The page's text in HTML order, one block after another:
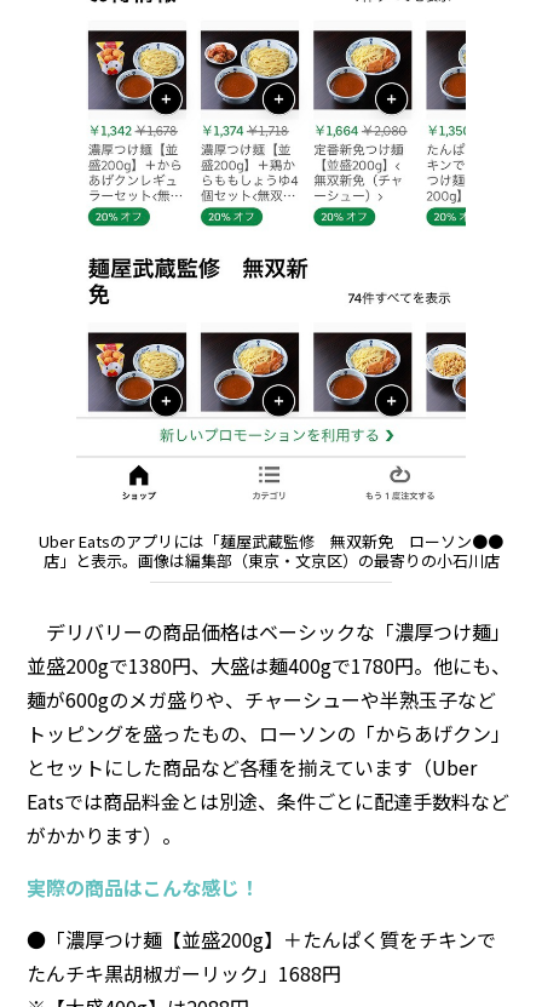
Uber Eatsのアプリには「麺屋武蔵監修 無双新免 ローソン●●
店」と表示。画像は編集部（東京・文京区）の最寄りの小石川店
デリバリーの商品価格はベーシックな「濃厚つけ麺」
並盛200gで1380円、大盛は麺400gで1780円。他にも、
麺が600gのメガ盛りや、チャーシューや半熟玉子など
トッピングを盛ったもの、ローソンの「からあげクン」
とセットにした商品など各種を揃えています（Uber
Eatsでは商品料金とは別途、条件ごとに配達手数料など
がかかります）。
実際の商品はこんな感じ！
●「濃厚つけ麺【並盛200g】＋たんぱく質をチキンで
たんチキ黒胡椒ガーリック」1688円